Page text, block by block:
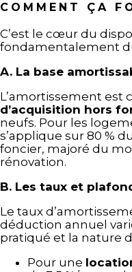
COMMENT ÇA
C’est le cœur du
fondamentalement
A. La base
L’amortissement est
d’acquisition hors
neufs. Pour les
s’applique sur 80 %
foncier, majoré du
rénovation.
B. Les taux et
Le taux
déduction annuel
pratiqué et la nature
Pour une